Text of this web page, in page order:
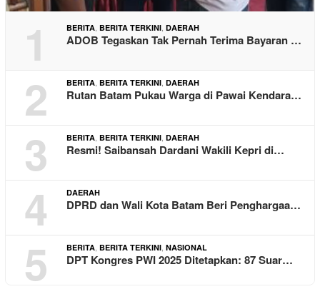
1 BERITA BERITA TERKINI DAERAH
ADOB Tegaskan Tak Pernah Terima Bayaran …
2 BERITA BERITA TERKINI DAERAH
Rutan Batam Pukau Warga di Pawai Kendara…
3 BERITA BERITA TERKINI DAERAH
Resmi! Saibansah Dardani Wakili Kepri di…
4 DAERAH
DPRD dan Wali Kota Batam Beri Penghargaa…
5 BERITA BERITA TERKINI NASIONAL
DPT Kongres PWI 2025 Ditetapkan: 87 Suar…